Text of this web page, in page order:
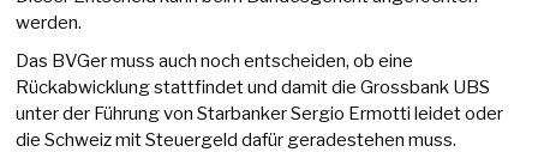
werden.
Das BVGer muss auch noch entscheiden, ob eine
Rückabwicklung stattfindet und damit die Grossbank UBS
unter der Führung von Starbanker Sergio Ermotti leidet oder
die Schweiz mit Steuergeld dafür geradestehen muss.